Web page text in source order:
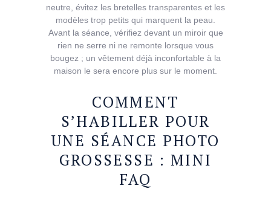
neutre, évitez les bretelles transparentes et les
modèles trop petits qui marquent la peau.
Avant la séance, vérifiez devant un miroir que
rien ne serre ni ne remonte lorsque vous
bougez ; un vêtement déjà inconfortable à la
maison le sera encore plus sur le moment.
COMMENT
S’HABILLER POUR
UNE SÉANCE PHOTO
GROSSESSE : MINI
FAQ